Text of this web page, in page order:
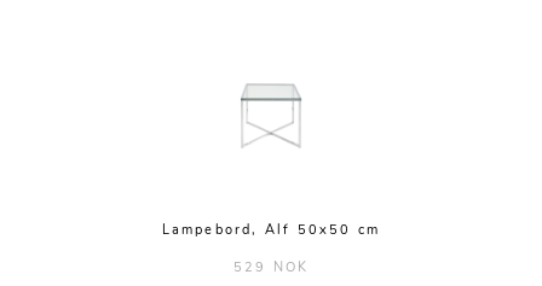
Lampebord, Alf 50x50 cm
529 NOK